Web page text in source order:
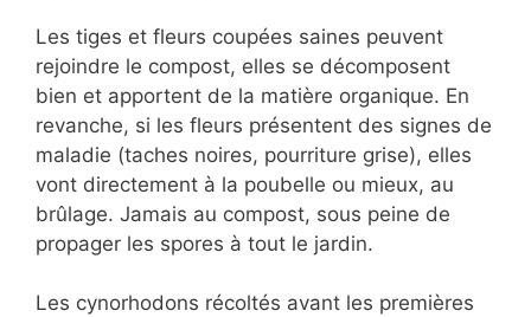
Les tiges et fleurs coupées saines peuvent
rejoindre le compost, elles se décomposent
bien et apportent de la matière organique. En
revanche, si les fleurs présentent des signes de
maladie (taches noires, pourriture grise), elles
vont directement à la poubelle ou mieux, au
brûlage. Jamais au compost, sous peine de
propager les spores à tout le jardin.
Les cynorhodons récoltés avant les premières